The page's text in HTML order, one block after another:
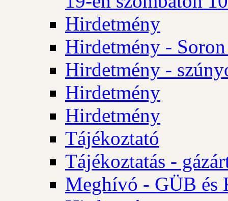
Hirdetmény
Hirdetmény -
Hirdetmény -
Hirdetmény
Hirdetmény
Tájékoztató
Tájékoztatás -
Meghívó - GÜB és